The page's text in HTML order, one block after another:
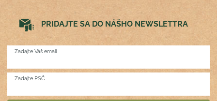
PRIDAJTE SA DO NÁŠHO NEWSLETTRA
Zadajte Váš email
Zadajte PSČ